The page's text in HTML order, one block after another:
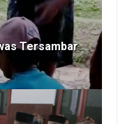
Tersambar